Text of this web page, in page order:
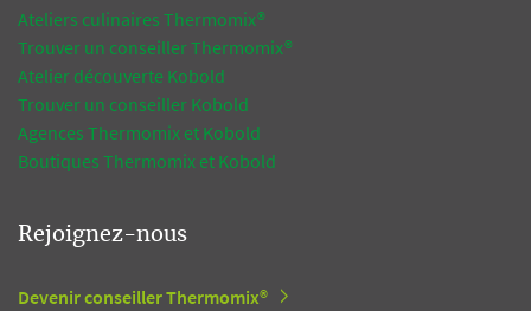
Ateliers culinaires Thermomix®
Trouver un conseiller Thermomix®
Atelier découverte Kobold
Trouver un conseiller Kobold
Agences Thermomix et Kobold
Boutiques Thermomix et Kobold
Rejoignez-nous
Devenir conseiller Thermomix®